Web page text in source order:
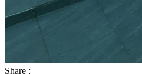
Share :